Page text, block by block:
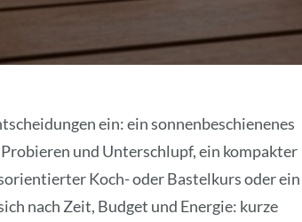
ein: ein sonnenbeschienenes
und Unterschlupf, ein kompakter
Koch- oder Bastelkurs oder ein
nach Zeit, Budget und Energie: kurze